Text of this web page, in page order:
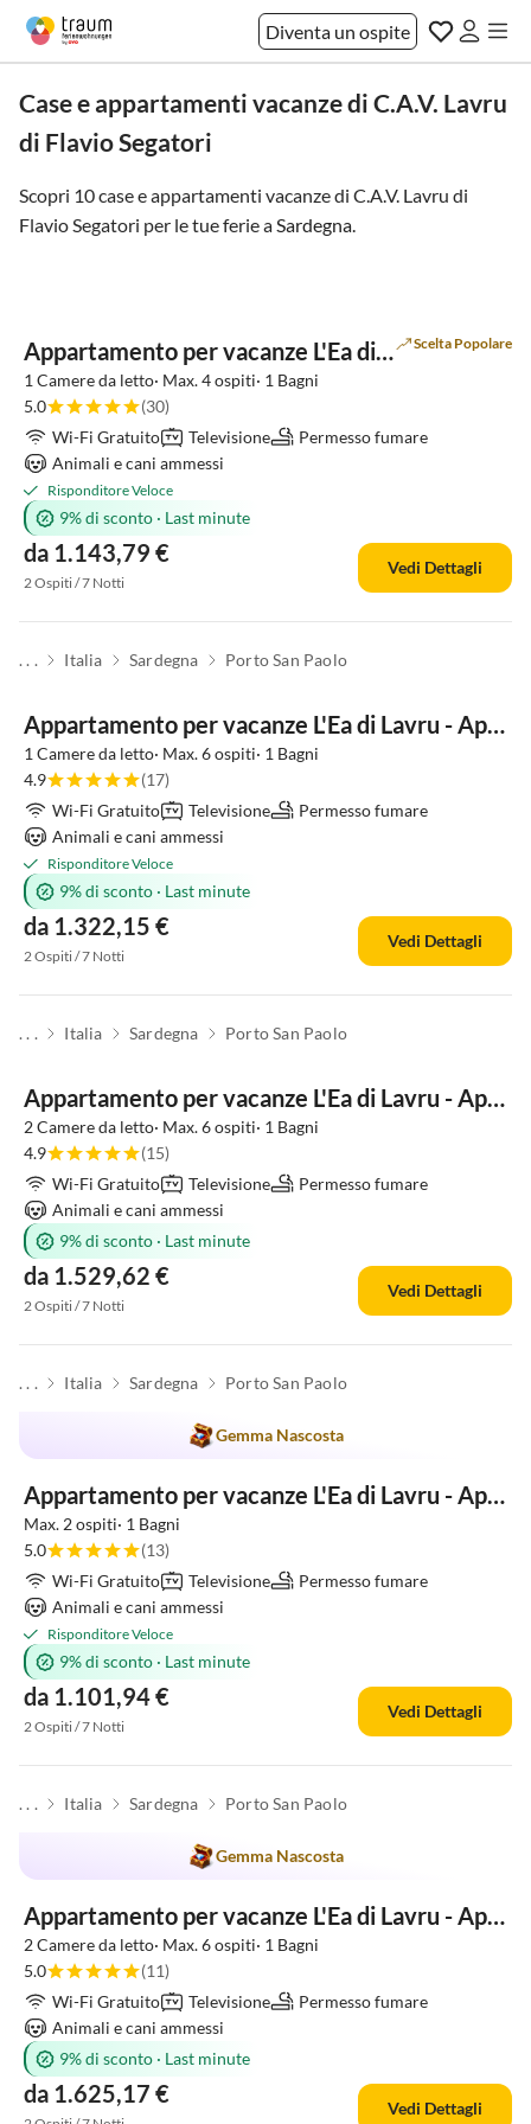
Diventa un ospite
Case e appartamenti vacanze di C.A.V. Lavru
di Flavio Segatori
Scopri 10 case e appartamenti vacanze di C.A.V. Lavru di
Flavio Segatori per le tue ferie aSardegna.
Appartamento per vacanze L'Ea di Lavru - Apt 1 Scelta Popolare
1 Camere da letto· Max. 4 ospiti· 1 Bagni
5.0
(30)
Wi-Fi Gratuito
Televisione
Permesso fumare
Animali e cani ammessi
Risponditore Veloce
9% di sconto · Last minute
da 1.143,79 €
2 Ospiti / 7 Notti
Vedi Dettagli
. . . Italia Sardegna Porto San Paolo
Appartamento per vacanze L'Ea di Lavru - Apt 2
1 Camere da letto· Max. 6 ospiti· 1 Bagni
4.9
(17)
Wi-Fi Gratuito
Televisione
Permesso fumare
Animali e cani ammessi
Risponditore Veloce
9% di sconto · Last minute
da 1.322,15 €
2 Ospiti / 7 Notti
Vedi Dettagli
. . . Italia Sardegna Porto San Paolo
Appartamento per vacanze L'Ea di Lavru - Apt 8
2 Camere da letto· Max. 6 ospiti· 1 Bagni
4.9
(15)
Wi-Fi Gratuito
Televisione
Permesso fumare
Animali e cani ammessi
9% di sconto · Last minute
da 1.529,62 €
2 Ospiti / 7 Notti
Vedi Dettagli
. . . Italia Sardegna Porto San Paolo
Gemma Nascosta
Appartamento per vacanze L'Ea di Lavru - Apt 9
Max. 2 ospiti· 1 Bagni
5.0
(13)
Wi-Fi Gratuito
Televisione
Permesso fumare
Animali e cani ammessi
Risponditore Veloce
9% di sconto · Last minute
da 1.101,94 €
2 Ospiti / 7 Notti
Vedi Dettagli
. . . Italia Sardegna Porto San Paolo
Gemma Nascosta
Appartamento per vacanze L'Ea di Lavru - Apt 3
2 Camere da letto· Max. 6 ospiti· 1 Bagni
5.0
(11)
Wi-Fi Gratuito
Televisione
Permesso fumare
Animali e cani ammessi
9% di sconto · Last minute
da 1.625,17 €
Vedi Dettagli